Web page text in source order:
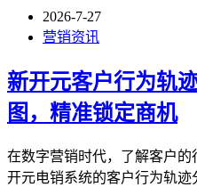
2026-7-27
营销资讯
新开元客户行为轨
图，精准锁定商机
在数字营销时代，了解客户
开元电销系统的客户行为轨